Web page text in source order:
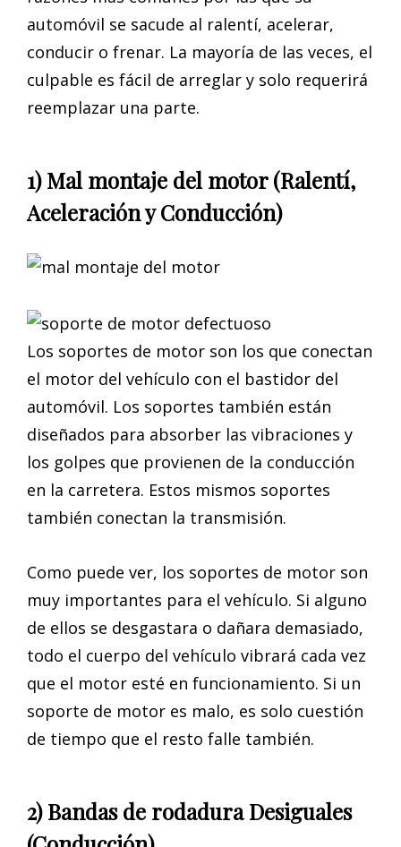
automóvil se sacude al ralentí, acelerar,
conducir o frenar. La mayoría de las veces, el
culpable es fácil de arreglar y solo requerirá
reemplazar una parte.
1) Mal montaje del motor (Ralentí,
Aceleración y Conducción)
Los soportes de motor son los que conectan
el motor del vehículo con el bastidor del
automóvil. Los soportes también están
diseñados para absorber las vibraciones y
los golpes que provienen de la conducción
en la carretera. Estos mismos soportes
también conectan la transmisión.
Como puede ver, los soportes de motor son
muy importantes para el vehículo. Si alguno
de ellos se desgastara o dañara demasiado,
todo el cuerpo del vehículo vibrará cada vez
que el motor esté en funcionamiento. Si un
soporte de motor es malo, es solo cuestión
de tiempo que el resto falle también.
2) Bandas de rodadura Desiguales